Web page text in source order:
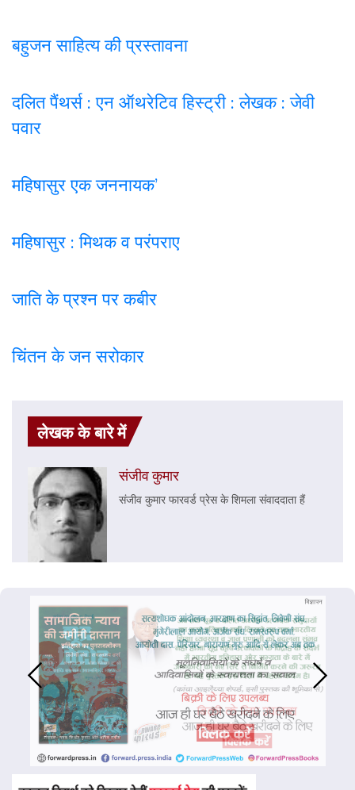
बहुजन साहित्य की प्रस्तावना
दलित पैंथर्स : एन ऑथरेटिव हिस्ट्री : लेखक : जेवी
पवार
महिषासुर एक जननायक’
महिषासुर : मिथक व परंपराए
जाति के प्रश्न पर कबीर
चिंतन के जन सरोकार
लेखक के बारे में
संजीव कुमार
संजीव कुमार फारवर्ड प्रेस के शिमला संवाददाता हैं